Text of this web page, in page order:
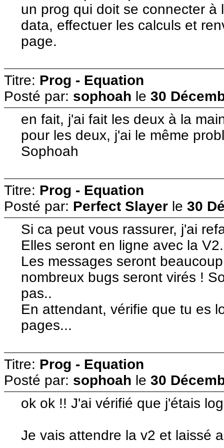
un prog qui doit se connecter
data, effectuer les calculs et
page.
Titre: Prog - Equation
Posté par: sophoah le 30
en fait, j'ai fait les deux à la
pour les deux, j'ai le même
Sophoah
Titre: Prog - Equation
Posté par: Perfect Slayer le 30
Si ca peut vous rassurer, j'ai
Elles seront en ligne avec la
Les messages seront
nombreux bugs seront virés !
pas..
En attendant, vérifie que tu es
pages...
Titre: Prog - Equation
Posté par: sophoah le 30
ok ok !! J'ai vérifié que j'étais
Je vais attendre la v2 et laissé